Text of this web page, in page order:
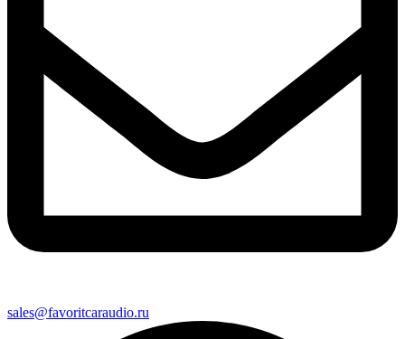
sales@favoritcaraudio.ru